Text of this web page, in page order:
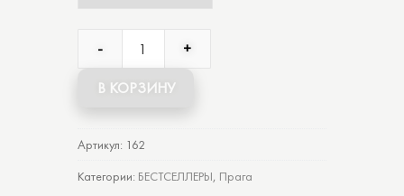
- +
В КОРЗИНУ
Артикул: 162
Категории: БЕСТСЕЛЛЕРЫ, Прага